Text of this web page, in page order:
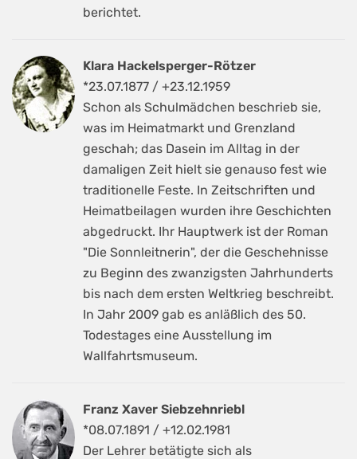
berichtet.
Klara Hackelsperger-Rötzer
*23.07.1877 / +23.12.1959
Schon als Schulmädchen beschrieb sie,
was im Heimatmarkt und Grenzland
geschah; das Dasein im Alltag in der
damaligen Zeit hielt sie genauso fest wie
traditionelle Feste. In Zeitschriften und
Heimatbeilagen wurden ihre Geschichten
abgedruckt. Ihr Hauptwerk ist der Roman
"Die Sonnleitnerin", der die Geschehnisse
zu Beginn des zwanzigsten Jahrhunderts
bis nach dem ersten Weltkrieg beschreibt.
In Jahr 2009 gab es anläßlich des 50.
Todestages eine Ausstellung im
Wallfahrtsmuseum.
Franz Xaver Siebzehnriebl
*08.07.1891 / +12.02.1981
Der Lehrer betätigte sich als